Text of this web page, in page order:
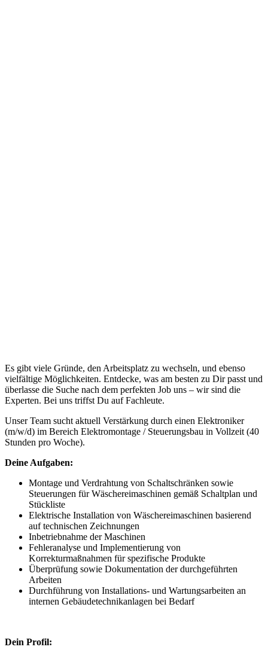
Es gibt viele Gründe, den Arbeitsplatz zu wechseln, und ebenso
vielfältige Möglichkeiten. Entdecke, was am besten zu Dir passt und
überlasse die Suche nach dem perfekten Job uns – wir sind die
Experten. Bei uns triffst Du auf Fachleute.
Unser Team sucht aktuell Verstärkung durch einen Elektroniker
(m/w/d) im Bereich Elektromontage / Steuerungsbau in Vollzeit (40
Stunden pro Woche).
Deine Aufgaben:
Montage und Verdrahtung von Schaltschränken sowie
Steuerungen für Wäschereimaschinen gemäß Schaltplan und
Stückliste
Elektrische Installation von Wäschereimaschinen basierend
auf technischen Zeichnungen
Inbetriebnahme der Maschinen
Fehleranalyse und Implementierung von
Korrekturmaßnahmen für spezifische Produkte
Überprüfung sowie Dokumentation der durchgeführten
Arbeiten
Durchführung von Installations- und Wartungsarbeiten an
internen Gebäudetechnikanlagen bei Bedarf
Dein Profil: